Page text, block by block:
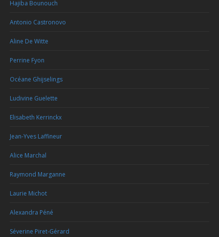
Hajiba Bounouch
Antonio Castronovo
Aline De Witte
Perrine Fyon
Océane Ghijselings
Ludivine Guelette
Elisabeth Kerrinckx
Jean-Yves Laffineur
Alice Marchal
Raymond Marganne
Laurie Michot
Alexandra Péné
Séverine Piret-Gérard